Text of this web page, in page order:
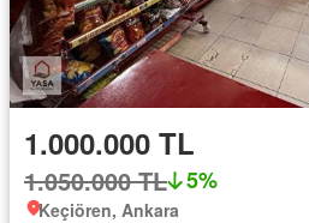
1.000.000 TL
1.050.000 TL 5%
Keçiören, Ankara